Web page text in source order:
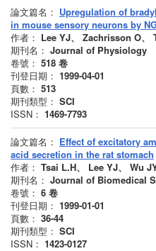
論文篇名： Upregulation of
in mouse sensory neurons by
作者： Lee YJ、 Zachrisson O、
期刊名： Journal of Physiology
卷號： 518 卷
刊登日期： 1999-04-01
頁數： 513
期刊類型： SCI
ISSN： 1469-7793
論文篇名： Effect of excitatory
acid secretion in the rat stomach
作者： Tsai L.H、 Lee YJ、 Wu
期刊名： Journal of Biomedical
卷號： 6 卷
刊登日期： 1999-01-01
頁數： 36-44
期刊類型： SCI
ISSN： 1423-0127